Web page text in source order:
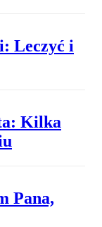
Leczyć i
Kilka
Pana,